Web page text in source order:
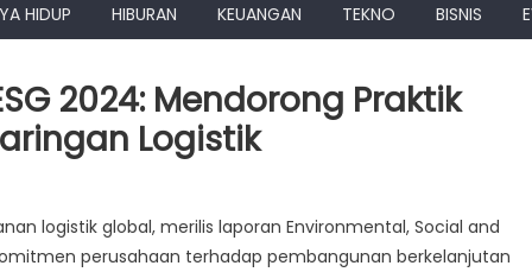
HIDUP HIBURAN KEUANGAN TEKNO BISNIS
2024: Mendorong Praktik
Logistik
logistik global, merilis laporan Environmental, Social and
perusahaan terhadap pembangunan berkelanjutan